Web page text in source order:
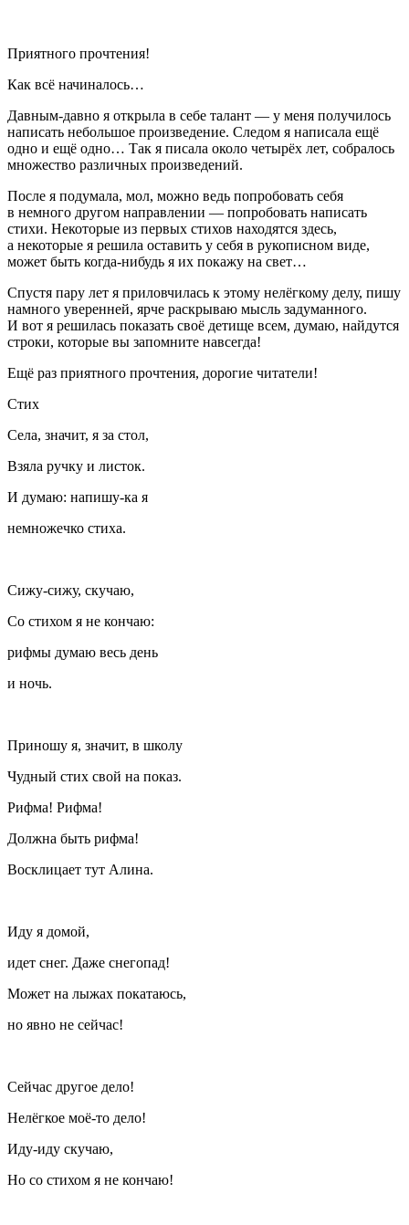
Приятного прочтения!
Как всё начиналось…
Давным-давно я открыла в себе талант — у меня получилось
написать небольшое произведение. Следом я написала ещё
одно и ещё одно… Так я писала около четырёх лет, собралось
множество различных произведений.
После я подумала, мол, можно ведь попробовать себя
в немного другом направлении — попробовать написать
стихи. Некоторые из первых стихов находятся здесь,
а некоторые я решила оставить у себя в рукописном виде,
может быть когда-нибудь я их покажу на свет…
Спустя пару лет я приловчилась к этому нелёгкому делу, пишу
намного уверенней, ярче раскрываю мысль задуманного.
И вот я решилась показать своё детище всем, думаю, найдутся
строки, которые вы запомните навсегда!
Ещё раз приятного прочтения, дорогие читатели!
Стих
Села, значит, я за стол,
Взяла ручку и листок.
И думаю: напишу-ка я
немножечко стиха.
Сижу-сижу, скучаю,
Со стихом я не кончаю:
рифмы думаю весь день
и ночь.
Приношу я, значит, в школу
Чудный стих свой на показ.
Рифма! Рифма!
Должна быть рифма!
Восклицает тут Алина.
Иду я домой,
идет снег. Даже снегопад!
Может на лыжах покатаюсь,
но явно не сейчас!
Сейчас другое дело!
Нелёгкое моё-то дело!
Иду-иду скучаю,
Но со стихом я не кончаю!